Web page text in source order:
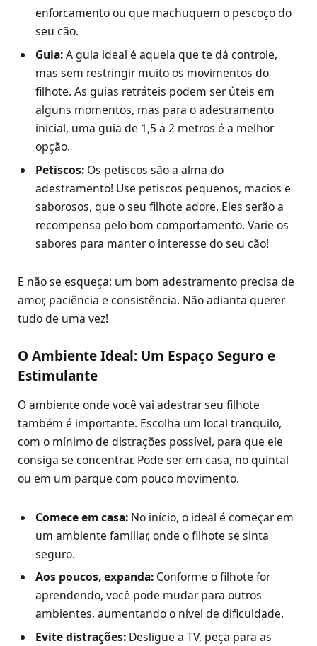
enforcamento ou que machuquem o pescoço do
seu cão.
Guia:A guia ideal é aquela que te dá controle,
mas sem restringir muito os movimentos do
filhote. As guias retráteis podem ser úteis em
alguns momentos, mas para o adestramento
inicial, uma guia de 1,5 a 2 metros é a melhor
opção.
Petiscos: Os petiscos são a alma do
adestramento! Use petiscos pequenos, macios e
saborosos, que o seu filhote adore. Eles serão a
recompensa pelo bom comportamento. Varie os
sabores para manter o interesse do seu cão!
E não se esqueça: um bom adestramento precisa de
amor, paciência e consistência. Não adianta querer
tudo de uma vez!
O Ambiente Ideal: Um Espaço Seguro e
Estimulante
O ambiente onde você vai adestrar seu filhote
também é importante. Escolha um local tranquilo,
com o mínimo de distrações possível, para que ele
consiga se concentrar. Pode ser em casa, no quintal
ou em um parque com pouco movimento.
Comece em casa: No início, o ideal é começar em
um ambiente familiar, onde o filhote se sinta
seguro.
Aos poucos, expanda: Conforme o filhote for
aprendendo, você pode mudar para outros
ambientes, aumentando o nível de dificuldade.
Evite distrações: Desligue a TV, peça para as